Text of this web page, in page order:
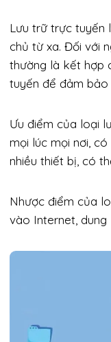
Lưu trữ trực tuyến
chủ từ xa. Đối với
thường là kết hợp
tuyến để đảm
Ưu điểm của loại
mọi lúc mọi nơi,
nhiều thiết bị, có
Nhược điểm của
vào Internet, dung